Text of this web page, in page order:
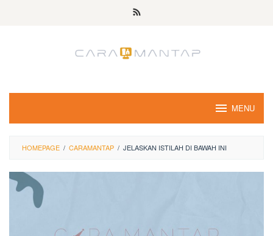
MENU
HOMEPAGE / CARAMANTAP / JELASKAN ISTILAH DI BAWAH INI